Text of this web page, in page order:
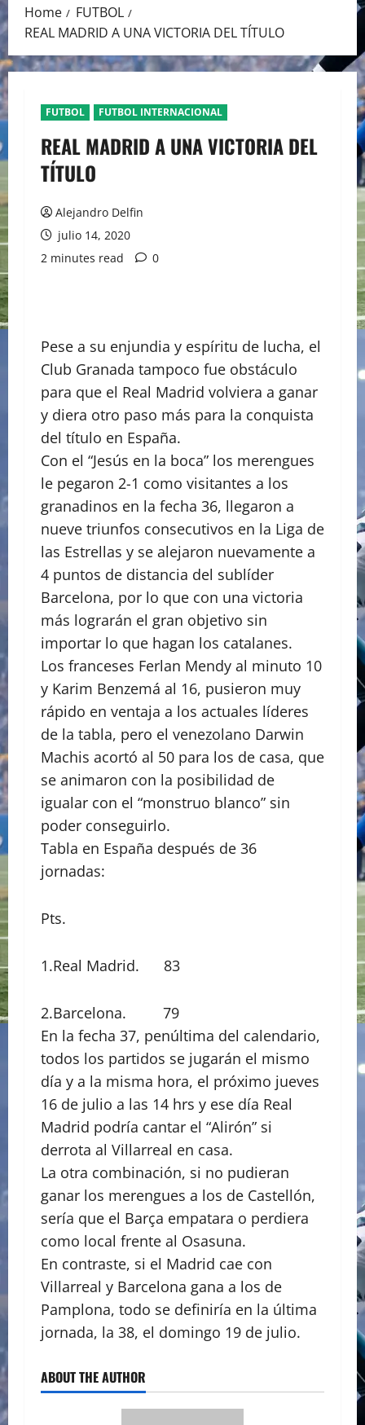
Home
FUTBOL
REAL MADRID A UNA VICTORIA DEL TÍTULO
FUTBOL FUTBOL INTERNACIONAL
REAL MADRID A UNA VICTORIA DEL
TÍTULO
Alejandro Delfin
julio 14, 2020
2 minutes read
0
Pese a su enjundia y espíritu de lucha, el
Club Granada tampoco fue obstáculo
para que el Real Madrid volviera a ganar
y diera otro paso más para la conquista
del título en España.
Con el “Jesús en la boca” los merengues
le pegaron 2-1 como visitantes a los
granadinos en la fecha 36, llegaron a
nueve triunfos consecutivos en la Liga de
las Estrellas y se alejaron nuevamente a
4 puntos de distancia del sublíder
Barcelona, por lo que con una victoria
más lograrán el gran objetivo sin
importar lo que hagan los catalanes.
Los franceses Ferlan Mendy al minuto 10
y Karim Benzemá al 16, pusieron muy
rápido en ventaja a los actuales líderes
de la tabla, pero el venezolano Darwin
Machis acortó al 50 para los de casa, que
se animaron con la posibilidad de
igualar con el “monstruo blanco” sin
poder conseguirlo.
Tabla en España después de 36
jornadas:
Pts.
1.Real Madrid. 83
2.Barcelona. 79
En la fecha 37, penúltima del calendario,
todos los partidos se jugarán el mismo
día y a la misma hora, el próximo jueves
16 de julio a las 14 hrs y ese día Real
Madrid podría cantar el “Alirón” si
derrota al Villarreal en casa.
La otra combinación, si no pudieran
ganar los merengues a los de Castellón,
sería que el Barça empatara o perdiera
como local frente al Osasuna.
En contraste, si el Madrid cae con
Villarreal y Barcelona gana a los de
Pamplona, todo se definiría en la última
jornada, la 38, el domingo 19 de julio.
ABOUT THE AUTHOR